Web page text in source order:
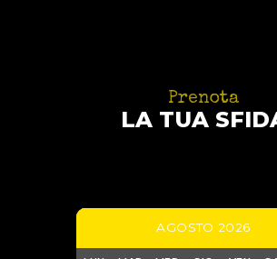
Prenota
LA TUA
AGOSTO 2026